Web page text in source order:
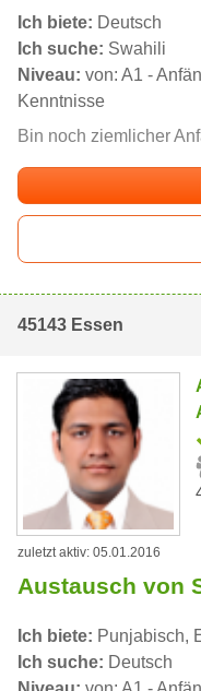
Ich biete: Deutsch
Ich suche: Swahili
Niveau: von: A1 -
Kenntnisse
Bin noch ziemlicher
45143 Essen
zuletzt aktiv: 05.01.2016
Austausch von
Ich biete: Punjabisch,
Ich suche: Deutsch